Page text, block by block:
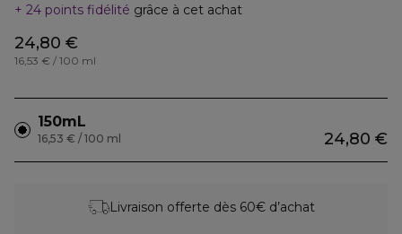
24 points fidélité grâce à cet achat
24,80 €
16,53 € / 100 ml
150mL
24,80 €
16,53 € / 100 ml
Livraison offerte dès 60€ d’achat